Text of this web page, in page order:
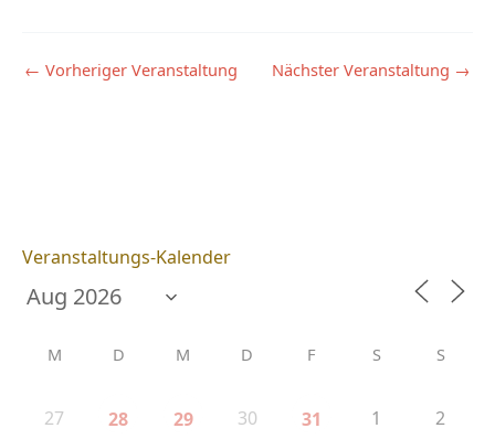
← Vorheriger Veranstaltung Nächster Veranstaltung →
Veranstaltungs-Kalender
M D M D F S S
27 28 29 30 31 1 2